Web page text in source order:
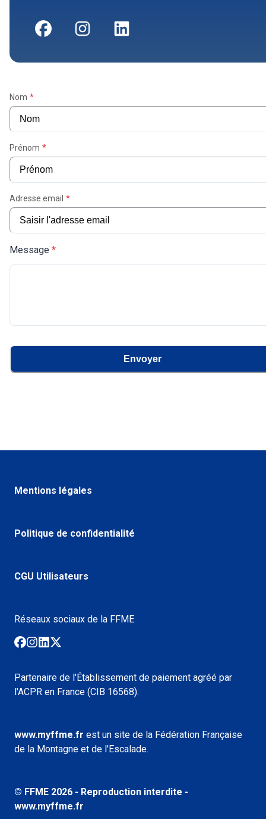
Nom *
Prénom *
Adresse email *
Message *
Envoyer
Mentions légales
Politique de confidentialité
CGU Utilisateurs
Partenaire de l'Établissement de paiement agréé par
l'ACPR en France (CIB 16568).
www.myffme.fr est un site de la Fédération Française
de la Montagne et de l'Escalade.
Réseaux sociaux de la FFME
© FFME 2026 - Reproduction interdite -
www.myffme.fr